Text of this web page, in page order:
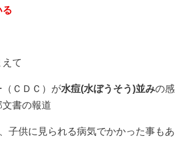
る
て
ＣＤＣ）が水痘(水ぼうそう)並みの感
書の報道
子供に見られる病気でかかった事もあ